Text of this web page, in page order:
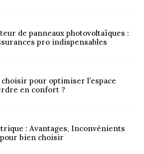
de panneaux photovoltaïques :
pro indispensables
pour optimiser l’espace
en confort ?
: Avantages, Inconvénients
bien choisir